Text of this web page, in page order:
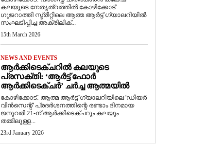
കലയുടെ നേതൃത്വത്തിൽ കോഴിക്കോട്
ഗുജറാത്തി സ്ട്രീറ്റിലെ ആത്മ ആർട്ട് ഗ്യാലറിയിൽ
സംഘടിപ്പിച്ച അക്രിലിക്...
15th March 2026
NEWS AND EVENTS
ആർക്കിടെക്ചറിൽ കലയുടെ
പ്രസക്തി: ‘ആർട്ട് ഫോർ
ആർക്കിടെക്ചർ’ ചർച്ച ആത്മയിൽ
​കോഴിക്കോട്: ആത്മ ആർട്ട് ഗ്യാലറിയിലെ 'ഡിയർ
വിൻസെന്റ്' പ്രദർശനത്തിന്റെ രണ്ടാം ദിനമായ
ജനുവരി 21-ന് ആർക്കിടെക്ചറും കലയും
തമ്മിലുള്ള...
23rd January 2026